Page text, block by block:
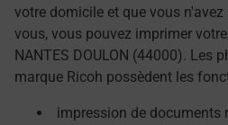
votre domicile et que vous
vous, vous pouvez imprimer
NANTES DOULON (44000). Les
marque Ricoh possèdent les
impression de documents